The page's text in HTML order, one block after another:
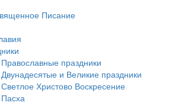
Писание
Православные праздники
Двунадесятые и Великие праздники
Светлое Христово Воскресение
Пасха